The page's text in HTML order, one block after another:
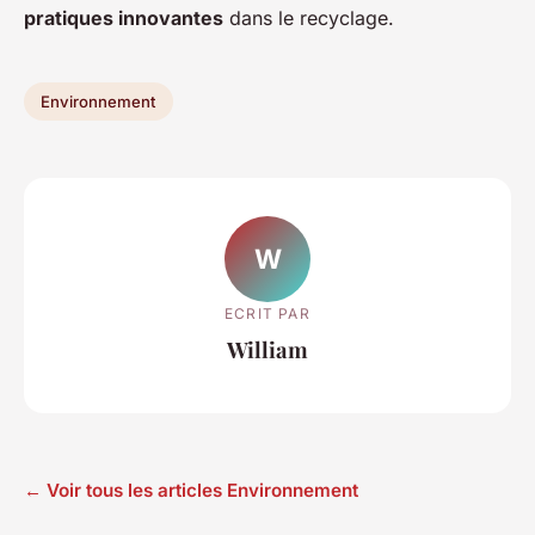
pratiques innovantes dans le recyclage.
Environnement
W
ECRIT PAR
William
← Voir tous les articles Environnement